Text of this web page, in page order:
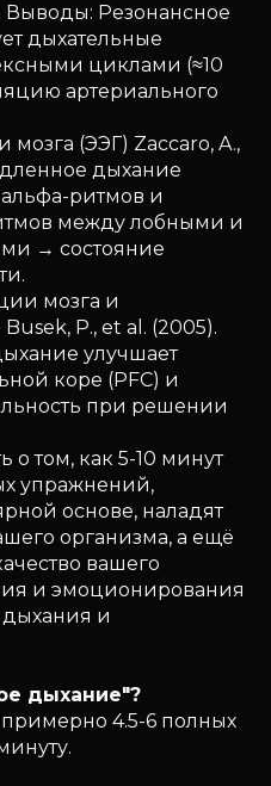
Выводы: Резонансное
дыхательные
циклами (≈10
артериального
(ЭЭГ) Zaccaro, A.,
дыхание
ритмов и
между лобными и
→ состояние
мозга и
P., et al. (2005).
улучшает
коре (PFC) и
при решении
о том, как 5-10 минут
упражнений,
основе, наладят
организма, а ещё
вашего
и эмоционирования
дыхания и
дыхание"?
примерно 4.5-6 полных